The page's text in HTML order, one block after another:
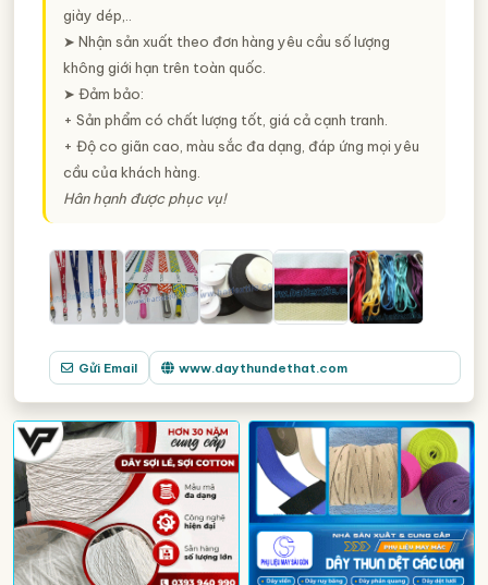
giày dép,..
➤ Nhận sản xuất theo đơn hàng yêu cầu số lượng
không giới hạn trên toàn quốc.
➤ Đảm bảo:
+ Sản phẩm có chất lượng tốt, giá cả cạnh tranh.
+ Độ co giãn cao, màu sắc đa dạng, đáp ứng mọi yêu
cầu của khách hàng.
Hân hạnh được phục vụ!
Gửi Email www.daythundethat.com